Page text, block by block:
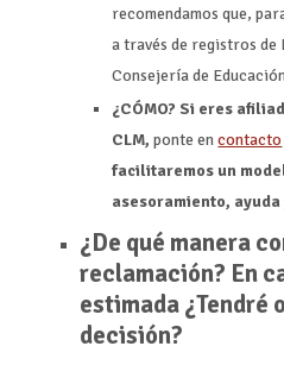
recomendamos que,
a través de registros
Consejería de
¿CÓMO? Si eres
CLM, ponte encontacto
facilitaremos un
asesoramiento,
¿De qué manera
reclamación? En
estimada ¿Tendré
decisión?